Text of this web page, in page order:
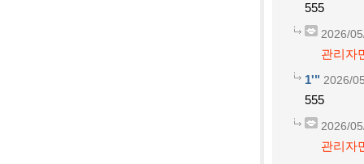
555
2026/
관리자
1'" 2026/
555
2026/
관리자